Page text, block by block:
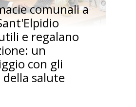
comunali a
e regalano
un
con gli
salute